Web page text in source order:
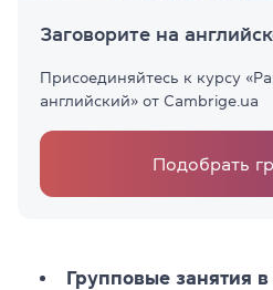
Заговорите на
Присоединяйтесь к курсу
английский» от Cambrige.ua
Подобрать
Групповые занятия